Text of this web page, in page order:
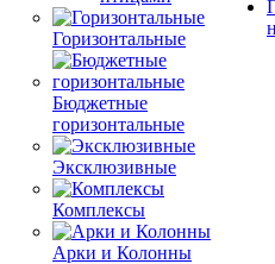
Горизонтальные
Бюджетные
горизонтальные
Эксклюзивные
Комплексы
Арки и Колонны